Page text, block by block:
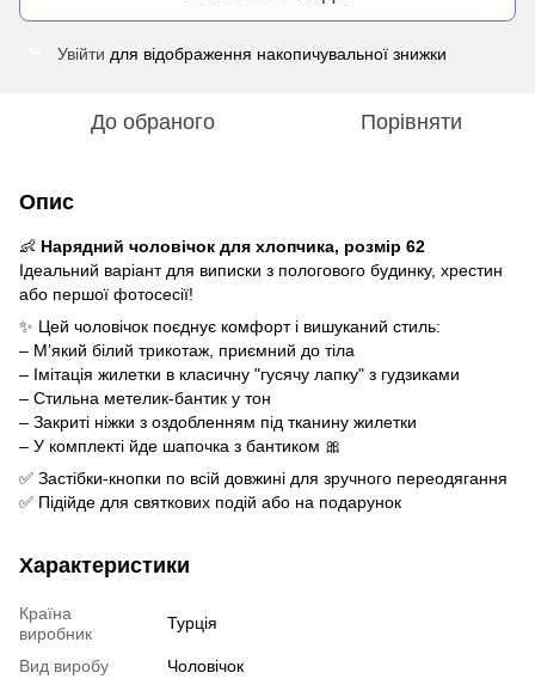
Увійти для відображення накопичувальної знижки
До обраного Порівняти
Опис
👶 Нарядний чоловічок для хлопчика, розмір 62
Ідеальний варіант для виписки з пологового будинку, хрестин
або першої фотосесії!
✨ Цей чоловічок поєднує комфорт і вишуканий стиль:
– М’який білий трикотаж, приємний до тіла
– Імітація жилетки в класичну "гусячу лапку" з гудзиками
– Стильна метелик-бантик у тон
– Закриті ніжки з оздобленням під тканину жилетки
– У комплекті йде шапочка з бантиком 🎀
✅ Застібки-кнопки по всій довжині для зручного переодягання
✅ Підійде для святкових подій або на подарунок
Характеристики
Країна
виробник
Турція
Вид виробу
Чоловічок